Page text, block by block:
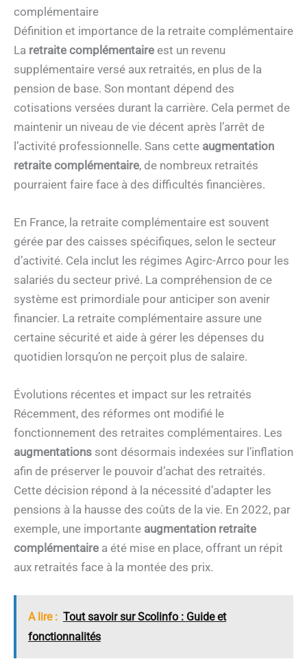
complémentaire
Définition et importance de la retraite complémentaire
La retraite complémentaire est un revenu
supplémentaire versé aux retraités, en plus de la
pension de base. Son montant dépend des
cotisations versées durant la carrière. Cela permet de
maintenir un niveau de vie décent après l’arrêt de
l’activité professionnelle. Sans cette augmentation
retraite complémentaire, de nombreux retraités
pourraient faire face à des difficultés financières.
En France, la retraite complémentaire est souvent
gérée par des caisses spécifiques, selon le secteur
d’activité. Cela inclut les régimes Agirc-Arrco pour les
salariés du secteur privé. La compréhension de ce
système est primordiale pour anticiper son avenir
financier. La retraite complémentaire assure une
certaine sécurité et aide à gérer les dépenses du
quotidien lorsqu’on ne perçoit plus de salaire.
Évolutions récentes et impact sur les retraités
Récemment, des réformes ont modifié le
fonctionnement des retraites complémentaires. Les
augmentations sont désormais indexées sur l’inflation
afin de préserver le pouvoir d’achat des retraités.
Cette décision répond à la nécessité d’adapter les
pensions à la hausse des coûts de la vie. En 2022, par
exemple, une importante augmentation retraite
complémentaire a été mise en place, offrant un répit
aux retraités face à la montée des prix.
A lire : Tout savoir sur Scolinfo : Guide et
fonctionnalités